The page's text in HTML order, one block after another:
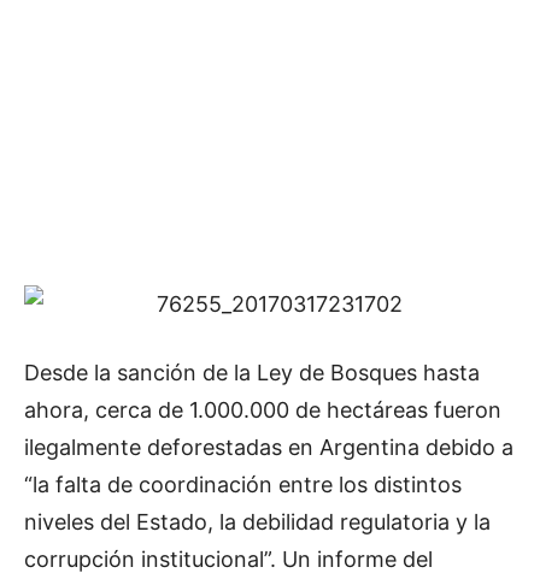
Desde la sanción de la Ley de Bosques hasta
ahora, cerca de 1.000.000 de hectáreas fueron
ilegalmente deforestadas en Argentina debido a
“la falta de coordinación entre los distintos
niveles del Estado, la debilidad regulatoria y la
corrupción institucional”. Un informe del